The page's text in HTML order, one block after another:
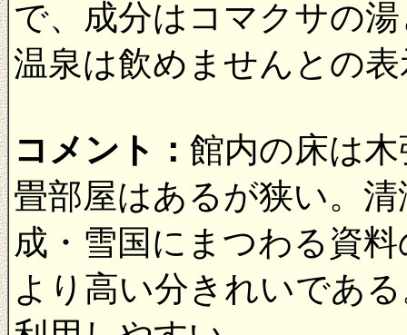
で、成分はコマクサの
温泉は飲めませんとの
コメント： 館内の床は
畳部屋はあるが狭い。
成・雪国にまつわる資
より高い分きれいであ